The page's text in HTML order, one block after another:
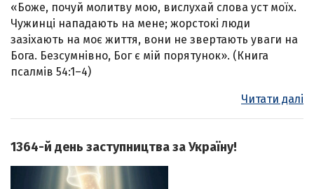
«Боже, почуй молитву мою, вислухай слова уст моїх.
Чужинці нападають на мене; жорстокі люди
зазіхають на моє життя, вони не звертають уваги на
Бога. Безсумнівно, Бог є мій порятунок». (Книга
псалмів 54:1–4)
Читати далі
1364-й день заступництва за Україну!